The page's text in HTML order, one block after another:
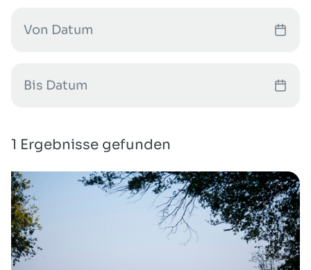
1 Ergebnisse gefunden